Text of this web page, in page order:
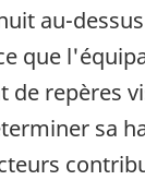
au-
que
de repères
sa